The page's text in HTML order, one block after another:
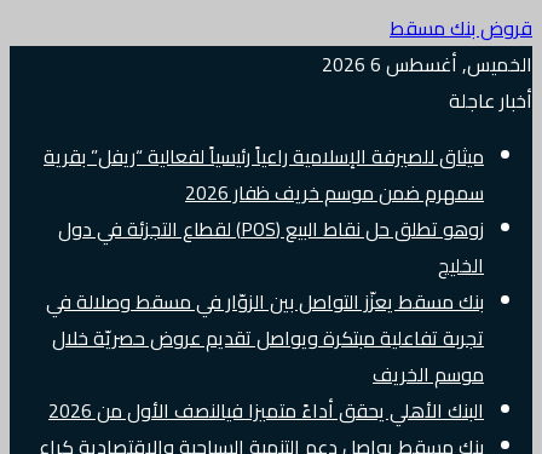
قروض بنك مسقط
الخميس, أغسطس 6 2026
أخبار عاجلة
ميثاق للصيرفة الإسلامية راعياً رئيسياً لفعالية “ريفل” بقرية
سمهرم ضمن موسم خريف ظفار 2026
زوهو تطلق حل نقاط البيع (POS) لقطاع التجزئة في دول
الخليج
بنك مسقط يعزّز التواصل بين الزوّار في مسقط وصلالة في
تجربة تفاعلية مبتكرة ويواصل تقديم عروض حصريّة خلال
موسم الخريف
البنك الأهلي يحقق أداءً متميزا فيالنصف الأول من 2026
بنك مسقط يواصل دعم التنمية السياحية والاقتصادية كراعٍ